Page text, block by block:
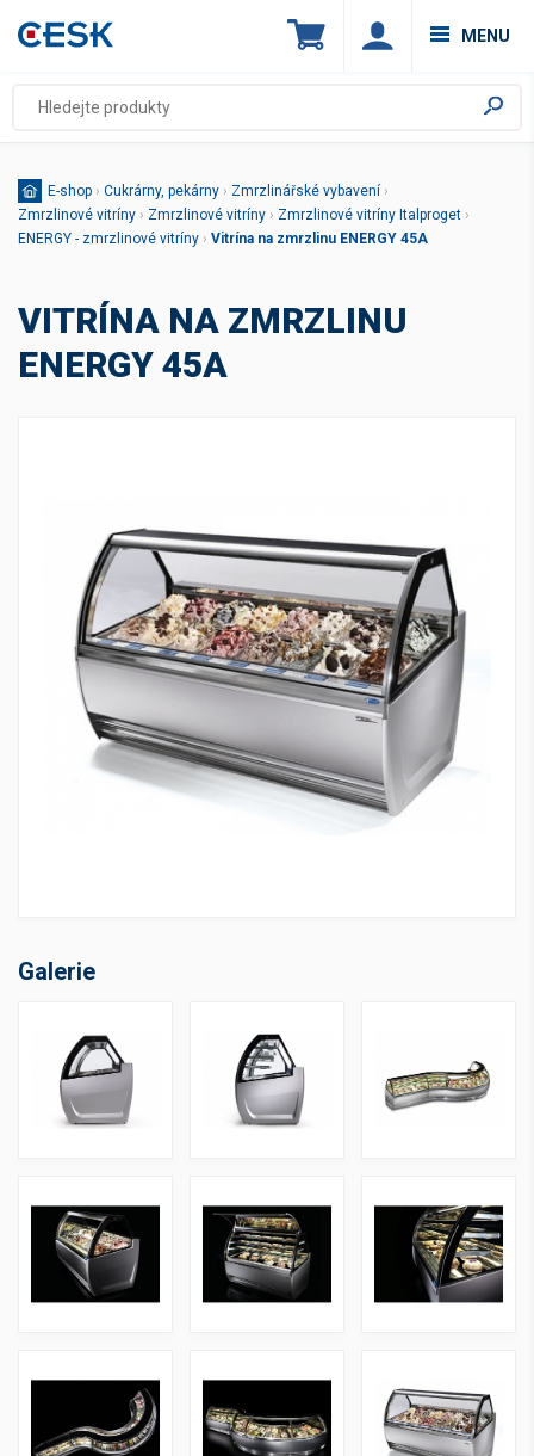
MENU
E-shop › Cukrárny, pekárny › Zmrzlinářské vybavení ›
Zmrzlinové vitríny › Zmrzlinové vitríny › Zmrzlinové vitríny Italproget ›
ENERGY - zmrzlinové vitríny › Vitrína na zmrzlinu ENERGY 45A
VITRÍNA NA ZMRZLINU
ENERGY 45A
Galerie